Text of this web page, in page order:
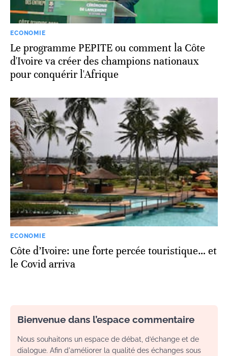
ECONOMIE
Le programme PEPITE ou comment la Côte
d'Ivoire va créer des champions nationaux
pour conquérir l'Afrique
ECONOMIE
Côte d’Ivoire: une forte percée touristique… et
le Covid arriva
Bienvenue dans l’espace commentaire
Nous souhaitons un espace de débat, d’échange et de
dialogue. Afin d'améliorer la qualité des échanges sous